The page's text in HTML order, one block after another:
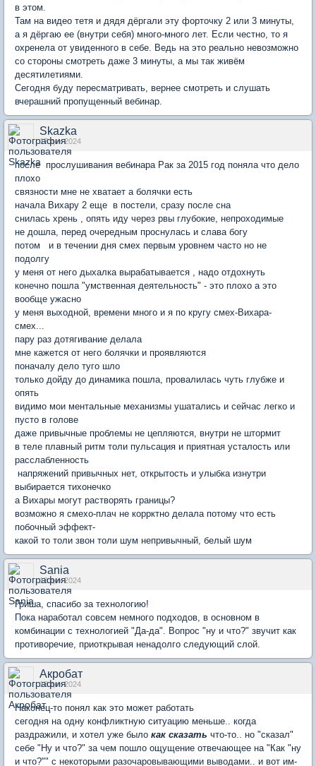
в этом.
Там на видео тетя и дядя дёргали эту форточку 2 или 3 минуты,
а я дёргаю ее (внутри себя) много-много лет. Если честно, то я
охренела от увиденного в себе. Ведь на это реально невозможно
со стороны смотреть даже 3 минуты, а мы так живём
десятилетиями.
Сегодня буду пересматривать, вернее смотреть и слушать
вчерашний пропущенный вебинар.
Skazka
17 дек 2024
после прослушивания вебинара Рак за 2015 год поняла что дело
плохо
связности мне не хватает а болячки есть
начала Вихару 2 еще в постели, сразу после сна
снилась хрень , опять иду через рвы глубокие, непроходимые
не дошла, перед очередным проснулась и слава богу
потом и в течении дня смех первым уровнем часто но не
подолгу
у меня от него дыхалка вырабатывается , надо отдохнуть
конечно пошла "умственная деятельность" - это плохо а это
вообще ужасно
у меня выходной, времени много и я по кругу смех-Вихара-
смех...
пару раз дотягивание делала
мне кажется от него болячки и проявляются
поначалу дело туго шло
только дойду до динамика пошла, провалилась чуть глубже и
опять
видимо мои ментальные механизмы ушатались и сейчас легко и
пусто в голове
даже привычные проблемы не цепляются, внутри не штормит
в теле плавный ритм толи пульсация и приятная усталость или
расслабленность
напряжений привычных нет, открытость и улыбка изнутри
выбирается тихонечко
а Вихары могут растворять границы?
возможно я смехо-плач не коррктно делала потому что есть
побочный эффект-
какой то толи звон толи шум непривычный, белый шум
Sania
18 дек 2024
Гриша, спасибо за технологию!
Пока наработал совсем немного подходов, в основном в
комбинации с технологией "Да-да". Вопрос "ну и что?" звучит как
противоречие, приоткрывая ненадолго следующий слой.
Акробат
18 дек 2024
Наконец-то понял как это может работать
сегодня на одну конфликтную ситуацию меньше.. когда
раздражили, и хотел уже было как сказать что-то.. но "сказал"
себе "Ну и что?" за чем пошло ощущение отвечающее на "Как "ну
и что?"" с некоторыми разочаровывающими выводами.. и вот им-